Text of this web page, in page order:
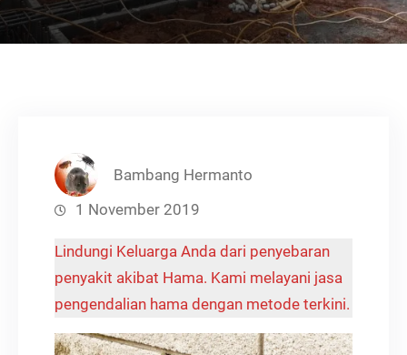
Bambang Hermanto
1 November 2019
Lindungi Keluarga Anda dari penyebaran
penyakit akibat Hama. Kami melayani jasa
pengendalian hama dengan metode terkini.